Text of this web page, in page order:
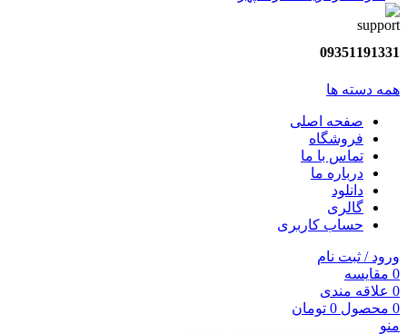
09351191331
همه دسته ها
صفحه اصلی
فروشگاه
تماس با ما
درباره ما
دانلود
گالری
حساب کاربری
ورود / ثبت نام
0 مقایسه
0 علاقه مندی
0 محصول 0 تومان
منو